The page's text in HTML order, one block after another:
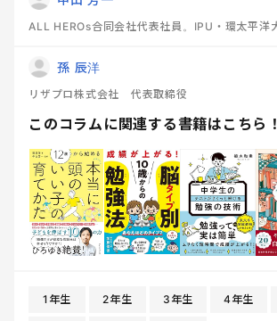
ALL HEROs合同会社代表社員。IPU・環太平洋
孫 辰洋
リザプロ株式会社 代表取締役
このコラムに関連する書籍はこちら！
1年生 2年生 3年生 4年生